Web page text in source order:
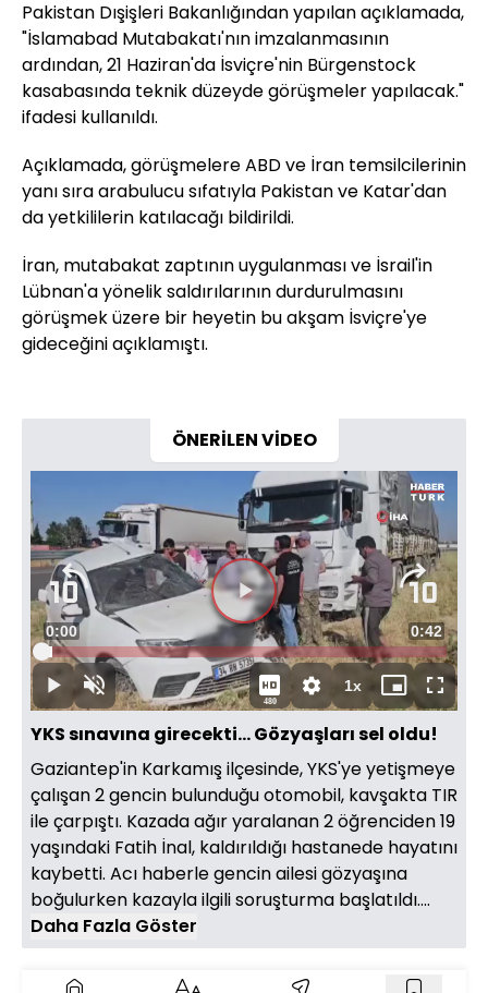
Pakistan Dışişleri Bakanlığından yapılan açıklamada,
"İslamabad Mutabakatı'nın imzalanmasının
ardından, 21 Haziran'da İsviçre'nin Bürgenstock
kasabasında teknik düzeyde görüşmeler yapılacak."
ifadesi kullanıldı.
Açıklamada, görüşmelere ABD ve İran temsilcilerinin
yanı sıra arabulucu sıfatıyla Pakistan ve Katar'dan
da yetkililerin katılacağı bildirildi.
İran, mutabakat zaptının uygulanması ve İsrail'in
Lübnan'a yönelik saldırılarının durdurulmasını
görüşmek üzere bir heyetin bu akşam İsviçre'ye
gideceğini açıklamıştı.
ÖNERİLEN VİDEO
Video
Oynatıcısı
yükleniyor.
Videoyu
Oynat
OynatSesi
Aç
Süre
0:00 Toplam
Süre
0:42
480
Yüklendi:
2.81%
1xOynatma
Hızı
Mini
oynatıcı
Tam
Ekran
YKS sınavına girecekti... Gözyaşları sel oldu!
Gaziantep'in Karkamış ilçesinde, YKS'ye yetişmeye
çalışan 2 gencin bulunduğu otomobil, kavşakta TIR
ile çarpıştı. Kazada ağır yaralanan 2 öğrenciden 19
yaşındaki Fatih İnal, kaldırıldığı hastanede hayatını
kaybetti. Acı haberle gencin ailesi gözyaşına
boğulurken kazayla ilgili soruşturma başlatıldı....
Daha Fazla Göster